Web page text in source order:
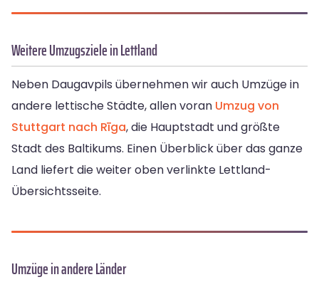
Weitere Umzugsziele in Lettland
Neben Daugavpils übernehmen wir auch Umzüge in
andere lettische Städte, allen voran Umzug von
Stuttgart nach Rīga, die Hauptstadt und größte
Stadt des Baltikums. Einen Überblick über das ganze
Land liefert die weiter oben verlinkte Lettland-
Übersichtsseite.
Umzüge in andere Länder